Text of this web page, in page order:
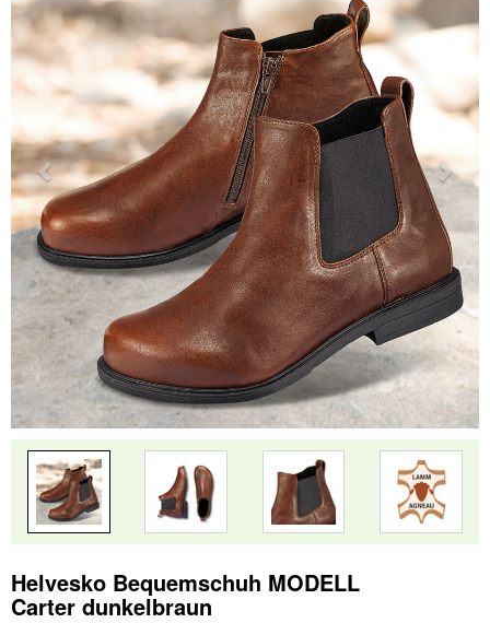
Helvesko Bequemschuh MODELL
Carter dunkelbraun